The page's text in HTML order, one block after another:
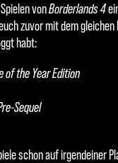
vonBorderlands 4
zuvor mit dem
habt:
of the Year Edition
Sequel
schon auf irgendeiner